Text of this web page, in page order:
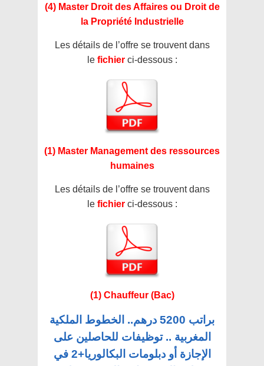
(4) Master Droit des Affaires ou Droit de
la Propriété Industrielle
Les détails de l’offre se trouvent dans
le fichier ci-dessous :
(1) Master Management des ressources
humaines
Les détails de l’offre se trouvent dans
le fichier ci-dessous :
(1) Chauffeur (Bac)
براتب 5200 درهم.. الخطوط الملكية
المغربية .. توظيفات للحاصلين على
الإجازة أو دبلومات البكالوريا+2 في